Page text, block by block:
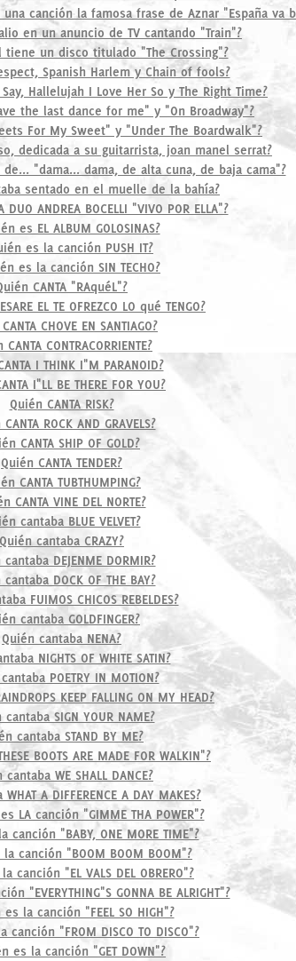
canción la famosa frase de Aznar "España va
en un anuncio de TV cantando "Train"?
tiene un disco titulado "The Crossing"?
Spanish Harlem y Chain of fools?
Hallelujah I Love Her So y The Right Time?
the last dance for me" y "On Broadway"?
For My Sweet" y "Under The Boardwalk"?
dedicada a su guitarrista, joan manel serrat?
"dama... dama, de alta cuna, de baja cama"?
sentado en el muelle de la bahía?
ANDREA BOCELLI "VIVO POR ELLA"?
es EL ALBUM GOLOSINAS?
es la canción PUSH IT?
es la canción SIN TECHO?
CANTA "RAquéL"?
EL TE OFREZCO LO qué TENGO?
CHOVE EN SANTIAGO?
CONTRACORRIENTE?
I THINK I"M PARANOID?
I"LL BE THERE FOR YOU?
Quién CANTA RISK?
ROCK AND GRAVELS?
CANTA SHIP OF GOLD?
Quién CANTA TENDER?
CANTA TUBTHUMPING?
CANTA VINE DEL NORTE?
cantaba BLUE VELVET?
Quién cantaba CRAZY?
DEJENME DORMIR?
DOCK OF THE BAY?
FUIMOS CHICOS REBELDES?
cantaba GOLDFINGER?
Quién cantaba NENA?
NIGHTS OF WHITE SATIN?
POETRY IN MOTION?
KEEP FALLING ON MY HEAD?
SIGN YOUR NAME?
cantaba STAND BY ME?
BOOTS ARE MADE FOR WALKIN"?
cantaba WE SHALL DANCE?
A DIFFERENCE A DAY MAKES?
LA canción "GIMME THA POWER"?
canción "BABY, ONE MORE TIME"?
canción "BOOM BOOM BOOM"?
canción "EL VALS DEL OBRERO"?
"EVERYTHING"S GONNA BE ALRIGHT"?
la canción "FEEL SO HIGH"?
"FROM DISCO TO DISCO"?
es la canción "GET DOWN"?